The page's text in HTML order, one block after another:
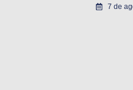
7 de